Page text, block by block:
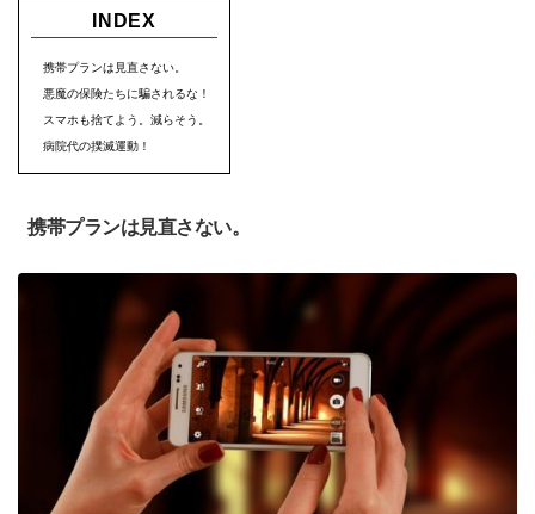
INDEX
携帯プランは見直さない。
悪魔の保険たちに騙されるな！
スマホも捨てよう。減らそう。
病院代の撲滅運動！
携帯プランは見直さない。